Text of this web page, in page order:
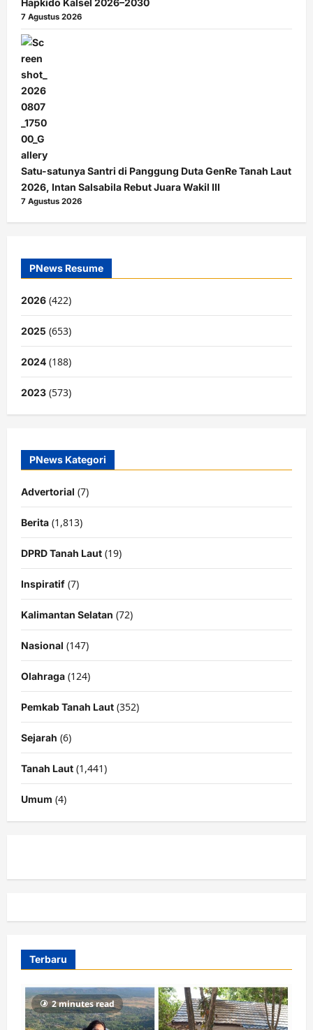
Hapkido Kalsel 2026–2030
7 Agustus 2026
Satu-satunya Santri di Panggung Duta GenRe Tanah Laut
2026, Intan Salsabila Rebut Juara Wakil III
7 Agustus 2026
PNews Resume
2026 (422)
2025 (653)
2024 (188)
2023 (573)
PNews Kategori
Advertorial (7)
Berita (1,813)
DPRD Tanah Laut (19)
Inspiratif (7)
Kalimantan Selatan (72)
Nasional (147)
Olahraga (124)
Pemkab Tanah Laut (352)
Sejarah (6)
Tanah Laut (1,441)
Umum (4)
Terbaru
2 minutes read